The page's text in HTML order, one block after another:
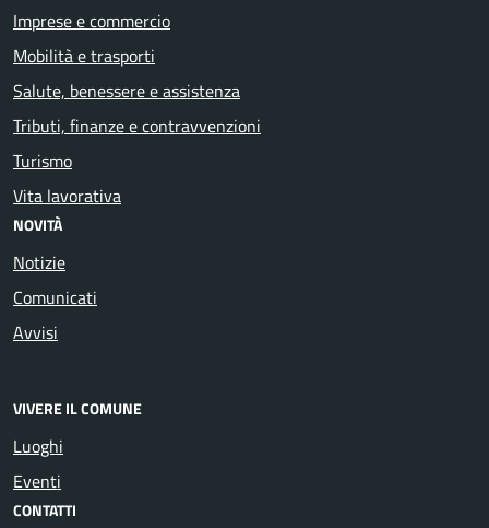
Imprese e commercio
Mobilità e trasporti
Salute, benessere e assistenza
Tributi, finanze e contravvenzioni
Turismo
Vita lavorativa
NOVITÀ
Notizie
Comunicati
Avvisi
VIVERE IL COMUNE
Luoghi
Eventi
CONTATTI